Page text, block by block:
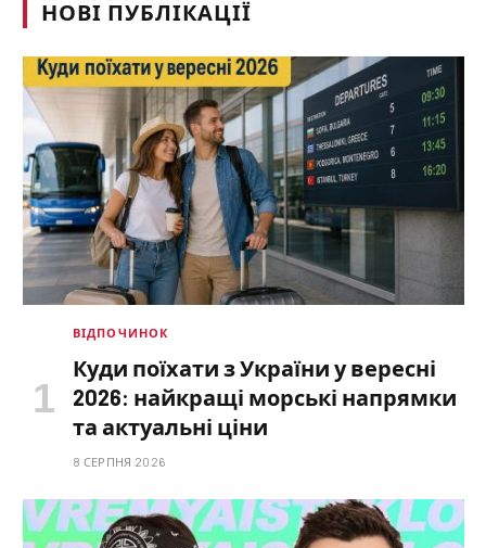
НОВІ ПУБЛІКАЦІЇ
ВІДПОЧИНОК
Куди поїхати з України у вересні
2026: найкращі морські напрямки
та актуальні ціни
8 СЕРПНЯ 2026